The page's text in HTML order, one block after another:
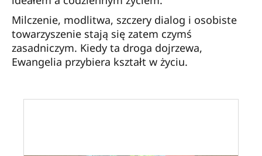
Milczenie, modlitwa, szczery dialog i osobiste
towarzyszenie stają się zatem czymś
zasadniczym. Kiedy ta droga dojrzewa,
Ewangelia przybiera kształt w życiu.